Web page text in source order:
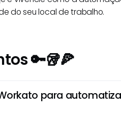
do seu local de trabalho.
🔑🥡🍕
para